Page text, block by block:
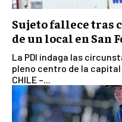
Sujeto fallece tras
de un local en San
La PDI indaga las
pleno centro de la capital
CHILE –...